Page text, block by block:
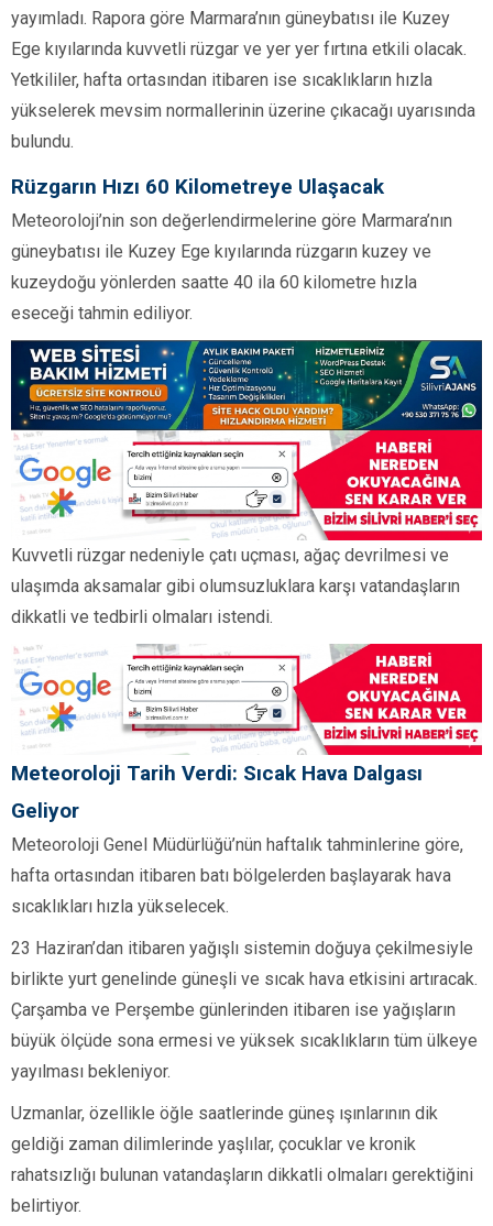
yayımladı. Rapora göre Marmara’nın güneybatısı ile Kuzey
Ege kıyılarında kuvvetli rüzgar ve yer yer fırtına etkili olacak.
Yetkililer, hafta ortasından itibaren ise sıcaklıkların hızla
yükselerek mevsim normallerinin üzerine çıkacağı uyarısında
bulundu.
Rüzgarın Hızı 60 Kilometreye Ulaşacak
Meteoroloji’nin son değerlendirmelerine göre Marmara’nın
güneybatısı ile Kuzey Ege kıyılarında rüzgarın kuzey ve
kuzeydoğu yönlerden saatte 40 ila 60 kilometre hızla
eseceği tahmin ediliyor.
Kuvvetli rüzgar nedeniyle çatı uçması, ağaç devrilmesi ve
ulaşımda aksamalar gibi olumsuzluklara karşı vatandaşların
dikkatli ve tedbirli olmaları istendi.
Meteoroloji Tarih Verdi: Sıcak Hava Dalgası
Geliyor
Meteoroloji Genel Müdürlüğü’nün haftalık tahminlerine göre,
hafta ortasından itibaren batı bölgelerden başlayarak hava
sıcaklıkları hızla yükselecek.
23 Haziran’dan itibaren yağışlı sistemin doğuya çekilmesiyle
birlikte yurt genelinde güneşli ve sıcak hava etkisini artıracak.
Çarşamba ve Perşembe günlerinden itibaren ise yağışların
büyük ölçüde sona ermesi ve yüksek sıcaklıkların tüm ülkeye
yayılması bekleniyor.
Uzmanlar, özellikle öğle saatlerinde güneş ışınlarının dik
geldiği zaman dilimlerinde yaşlılar, çocuklar ve kronik
rahatsızlığı bulunan vatandaşların dikkatli olmaları gerektiğini
belirtiyor.